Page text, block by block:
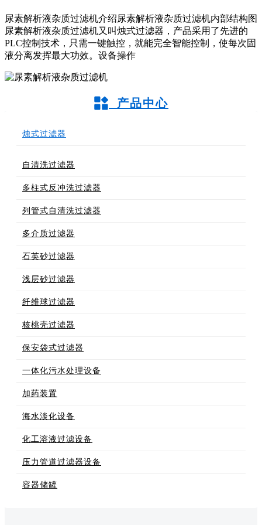
尿素解析液杂质过滤机介绍尿素解析液杂质过滤机内部结构图
尿素解析液杂质过滤机又叫烛式过滤器，产品采用了先进的
PLC控制技术，只需一键触控，就能完全智能控制，使每次固
液分离发挥最大功效。设备操作
产品中心
烛式过滤器
自清洗过滤器
多柱式反冲洗过滤器
列管式自清洗过滤器
多介质过滤器
石英砂过滤器
浅层砂过滤器
纤维球过滤器
核桃壳过滤器
保安袋式过滤器
一体化污水处理设备
加药装置
海水淡化设备
化工溶液过滤设备
压力管道过滤器设备
容器储罐